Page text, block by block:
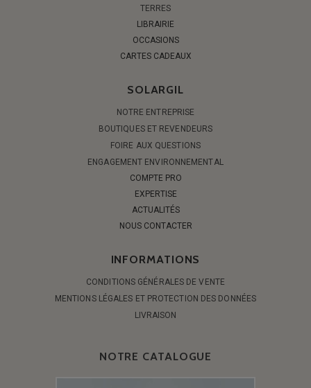
TERRES
LIBRAIRIE
OCCASIONS
CARTES CADEAUX
SOLARGIL
NOTRE ENTREPRISE
BOUTIQUES ET REVENDEURS
FOIRE AUX QUESTIONS
ENGAGEMENT ENVIRONNEMENTAL
COMPTE PRO
EXPERTISE
ACTUALITÉS
NOUS CONTACTER
INFORMATIONS
CONDITIONS GÉNÉRALES DE VENTE
MENTIONS LÉGALES ET PROTECTION DES DONNÉES
LIVRAISON
NOTRE CATALOGUE